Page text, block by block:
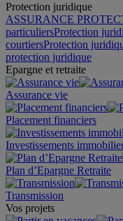
Protection juridique
ASSURANCE
particuliersProtection
courtiersProtection
protection juridique
Epargne et retraite
Assurance vie
Placement financiers
Investissements
Plan d’Epargne Retraite
Transmission
Vos projets